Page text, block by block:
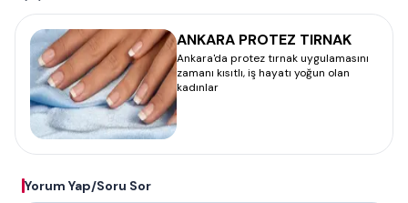
ANKARA PROTEZ TIRNAK
Ankara'da protez tırnak uygulamasını
zamanı kısıtlı, iş hayatı yoğun olan
kadınlar
Yorum Yap/Soru Sor